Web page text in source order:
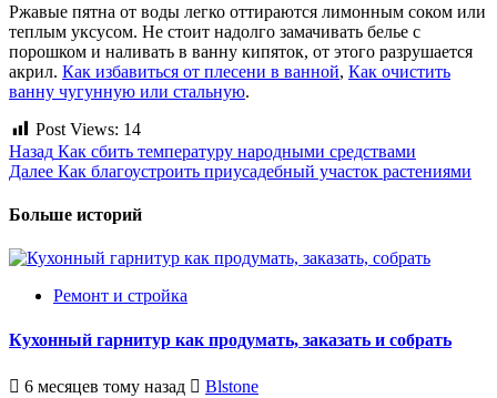
Ржавые пятна от воды легко оттираются лимонным соком или
теплым уксусом. Не стоит надолго замачивать белье с
порошком и наливать в ванну кипяток, от этого разрушается
акрил. Как избавиться от плесени в ванной, Как очистить
ванну чугунную или стальную.
Post Views: 14
Продолжить
чтение
Назад Как сбить температуру народными средствами
Далее Как благоустроить приусадебный участок растениями
Больше историй
Ремонт и стройка
Кухонный гарнитур как продумать, заказать и собрать
6 месяцев тому назад Blstone